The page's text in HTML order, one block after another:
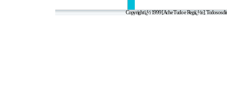
Copyright ï¿½ 1999 [Ache Tudo e Regiï¿½o]. Todos os